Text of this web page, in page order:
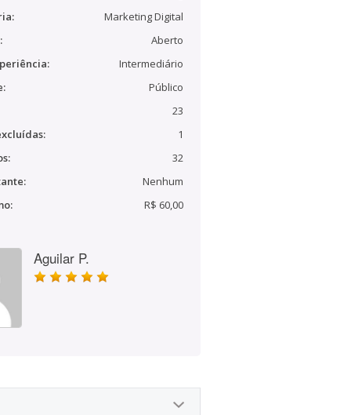
Marketing Digital
Aberto
Intermediário
Público
23
1
32
Nenhum
R$ 60,00
Aguilar P.